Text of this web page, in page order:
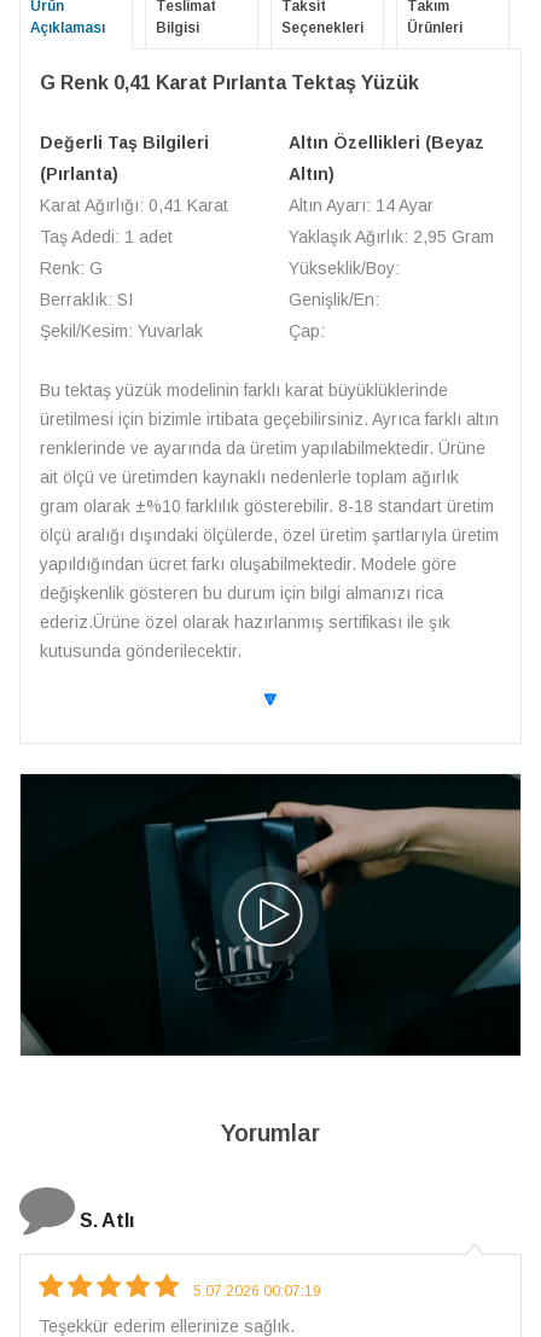
Ürün
Açıklaması
Teslimat
Bilgisi
Taksit
Seçenekleri
Takım
Ürünleri
G Renk 0,41 Karat Pırlanta Tektaş Yüzük
Değerli Taş Bilgileri
(Pırlanta)
Karat Ağırlığı: 0,41 Karat
Taş Adedi: 1 adet
Renk: G
Berraklık: SI
Şekil/Kesim: Yuvarlak
Altın Özellikleri (Beyaz
Altın)
Altın Ayarı: 14 Ayar
Yaklaşık Ağırlık: 2,95 Gram
Yükseklik/Boy:
Genişlik/En:
Çap:
Bu tektaş yüzük modelinin farklı karat büyüklüklerinde
üretilmesi için bizimle irtibata geçebilirsiniz. Ayrıca farklı altın
renklerinde ve ayarında da üretim yapılabilmektedir. Ürüne
ait ölçü ve üretimden kaynaklı nedenlerle toplam ağırlık
gram olarak ±%10 farklılık gösterebilir. 8-18 standart üretim
ölçü aralığı dışındaki ölçülerde, özel üretim şartlarıyla üretim
yapıldığından ücret farkı oluşabilmektedir. Modele göre
değişkenlik gösteren bu durum için bilgi almanızı rica
ederiz.Ürüne özel olarak hazırlanmış sertifikası ile şık
kutusunda gönderilecektir.
🔽
Yorumlar
S. Atlı
5.07.2026 00:07:19
Teşekkür ederim ellerinize sağlık.